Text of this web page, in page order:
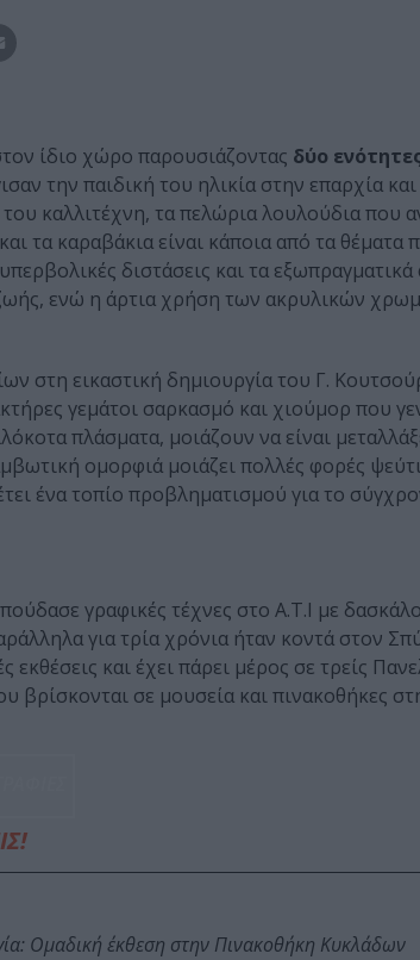
ίδιο χώρο παρουσιάζοντας δύο
την παιδική του ηλικία στην επαρχία
καλλιτέχνη, τα πελώρια λουλούδια που
τα καραβάκια είναι κάποια από τα θέματα
διστάσεις και τα
ενώ η άρτια χρήση των ακρυλικών
στη εικαστική δημιουργία του Γ.
γεμάτοι σαρκασμό και χιούμορ που
πλάσματα, μοιάζουν να είναι
ομορφιά μοιάζει πολλές φορές
ένα τοπίο προβληματισμού για το
γραφικές τέχνες στο Α.Τ.Ι με
για τρία χρόνια ήταν κοντά στον
και έχει πάρει μέρος σε τρείς
βρίσκονται σε μουσεία και πινακοθήκες
Ομαδική έκθεση στην Πινακοθήκη Κυκλάδων